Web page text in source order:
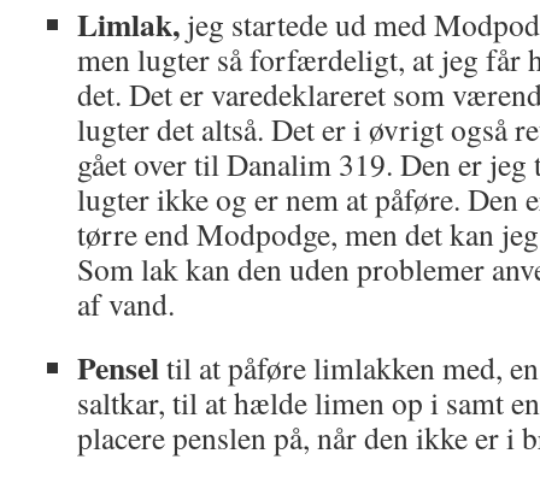
Limlak, jeg startede ud med
men lugter så forfærdeligt, at jeg får
det. Det er varedeklareret som
lugter det altså. Det er i øvrigt også
gået over til Danalim 319. Den er
lugter ikke og er nem at påføre. Den
tørre end Modpodge, men det kan
Som lak kan den uden problemer
af vand.
Penseltil at påføre limlakken med,
saltkar, til at hælde limen op i samt
placere penslen på, når den ikke er i